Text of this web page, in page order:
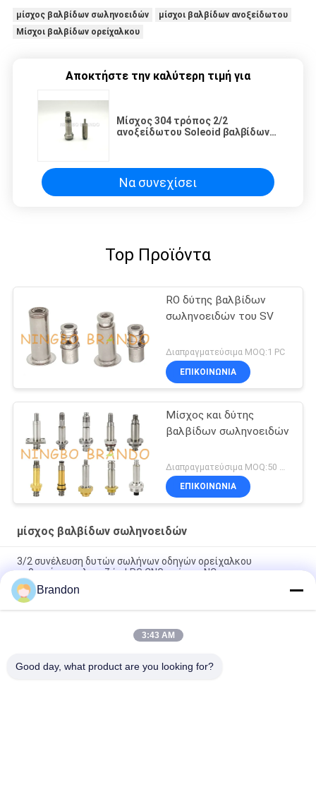
μίσχος βαλβίδων σωληνοειδών
μίσχοι βαλβίδων ανοξείδωτου
Μίσχοι βαλβίδων ορείχαλκου
Αποκτήστε την καλύτερη τιμή για
Μίσχος 304 τρόπος 2/2
ανοξείδωτου Soleoid βαλβίδων
Να συνεχίσει
Top Προϊόντα
RO δύτης βαλβίδων
σωληνοειδών του SV
Διαπραγματεύσιμα MOQ:1 PC
ΕΠΙΚΟΙΝΩΝΙΑ
Μίσχος και δύτης
βαλβίδων σωληνοειδών
ΕΠΙΚΟΙΝΩΝΙΑ
μίσχος βαλβίδων σωληνοειδών
3/2 συνέλευση δυτών σωλήνων οδηγών ορείχαλκου
καθισμάτων φλαντζών LPG CNG τρόπων NC
Μέγεθος CNOMO μίσχος 30 3/2 τρόπων ορείχαλκου δυτών
πυρηνών σιδήρου βαλβίδων σωληνοειδών
Κυκλικός κυλινδρικός κινητός πυρήνας μίσχων σωληνοειδών
Brandon
3:43 AM
Good day, what product are you looking for?